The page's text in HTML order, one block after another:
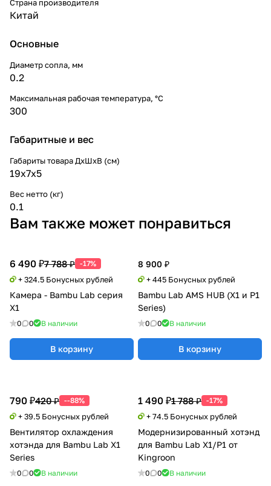
Страна производителя
Китай
Основные
Диаметр сопла, мм
0.2
Максимальная рабочая температура, °C
300
Габаритные и вес
Габариты товара ДxШxВ (см)
19x7x5
Вес нетто (кг)
0.1
Вам также может понравиться
6 490 ₽7 788 ₽ -17%
+ 324.5 Бонусных рублей
Камера - Bambu Lab серия
X1
0 0 В наличии
В корзину
8 900 ₽
+ 445 Бонусных рублей
Bambu Lab AMS HUB (X1 и P1
Series)
0 0 В наличии
В корзину
1 490 ₽1 788 ₽ -17%
+ 74.5 Бонусных рублей
Модернизированный хотэнд
для Bambu Lab X1/P1 от
Kingroon
0 0 В наличии
790 ₽420 ₽ --88%
+ 39.5 Бонусных рублей
Вентилятор охлаждения
хотэнда для Bambu Lab X1
Series
0 0 В наличии